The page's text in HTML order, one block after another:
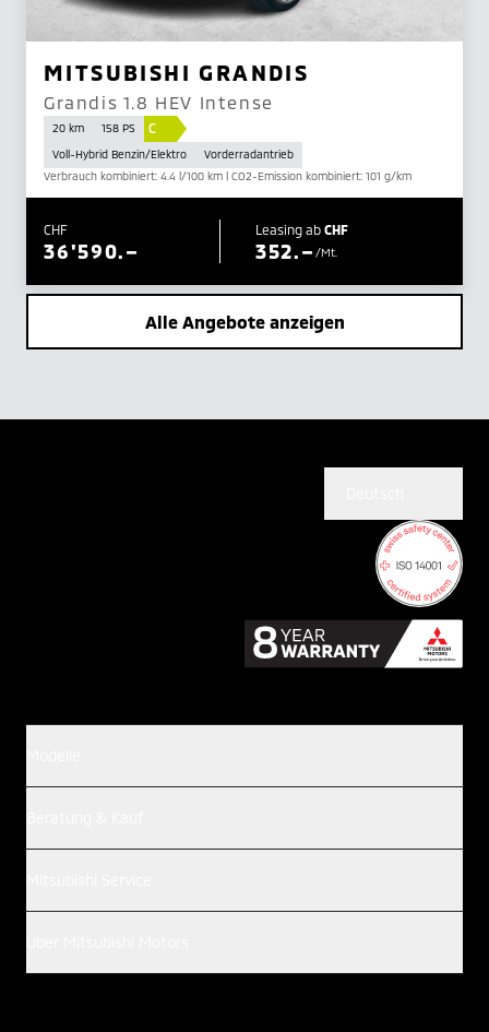
MITSUBISHI GRANDIS
Grandis 1.8 HEV Intense
20 km 158 PS C
Voll-Hybrid Benzin/Elektro
Vorderradantrieb
Verbrauch kombiniert: 4.4 l/100 km | CO2-Emission kombiniert: 101 g/km
CHF
36'590.–
Leasing ab CHF
352.– /Mt.
Alle Angebote anzeigen